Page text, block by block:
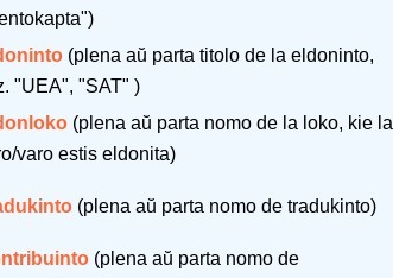
(plena aŭ parta titolo de la eldoninto,
"UEA", "SAT" )
(plena aŭ parta nomo de la loko, kie la
varo estis eldonita)
(plena aŭ parta nomo de tradukinto)
(plena aŭ parta nomo de